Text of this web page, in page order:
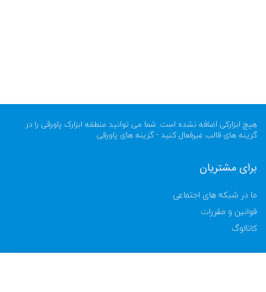
هیچ ابزارکی اضافه نشده است. شما می توانید منطقه ابزارک پاورقی را در
گزینه های قالب غیرفعال کنید - گزینه های پاورقی
برای مشتریان
ما در شبکه های اجتماعی
قوانین و مقررات
کاتالوگ